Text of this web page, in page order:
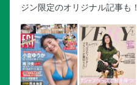
ジン限定のオリジナル記事も！